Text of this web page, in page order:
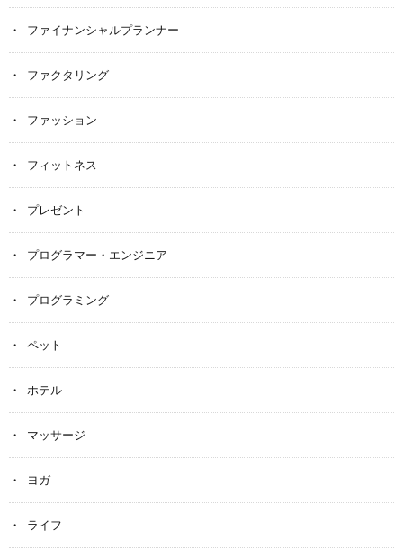
ファイナンシャルプランナー
ファクタリング
ファッション
フィットネス
プレゼント
プログラマー・エンジニア
プログラミング
ペット
ホテル
マッサージ
ヨガ
ライフ